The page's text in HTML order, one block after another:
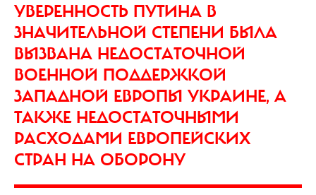
УВЕРЕННОСТЬ ПУТИНА В
ЗНАЧИТЕЛЬНОЙ СТЕПЕНИ БЫЛА
ВЫЗВАНА НЕДОСТАТОЧНОЙ
ВОЕННОЙ ПОДДЕРЖКОЙ
ЗАПАДНОЙ ЕВРОПЫ УКРАИНЕ, А
ТАКЖЕ НЕДОСТАТОЧНЫМИ
РАСХОДАМИ ЕВРОПЕЙСКИХ
СТРАН НА ОБОРОНУ